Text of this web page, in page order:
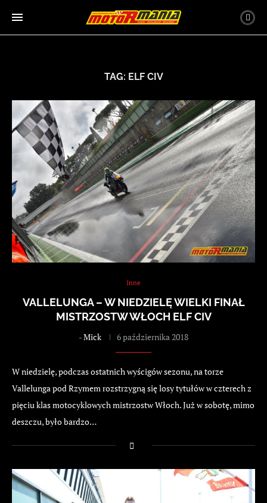
TAG: ELF CIV
Inne
VALLELUNGA – W NIEDZIELĘ WIELKI FINAŁ
MISTRZOSTW WŁOCH ELF CIV
-Mick 6 października 2018
W niedzielę, podczas ostatnich wyścigów sezonu, na torze
Vallelunga pod Rzymem rozstrzygną się losy tytułów w czterech z
pięciu klas motocyklowych mistrzostw Włoch. Już w sobotę, mimo
deszczu, było bardzo…